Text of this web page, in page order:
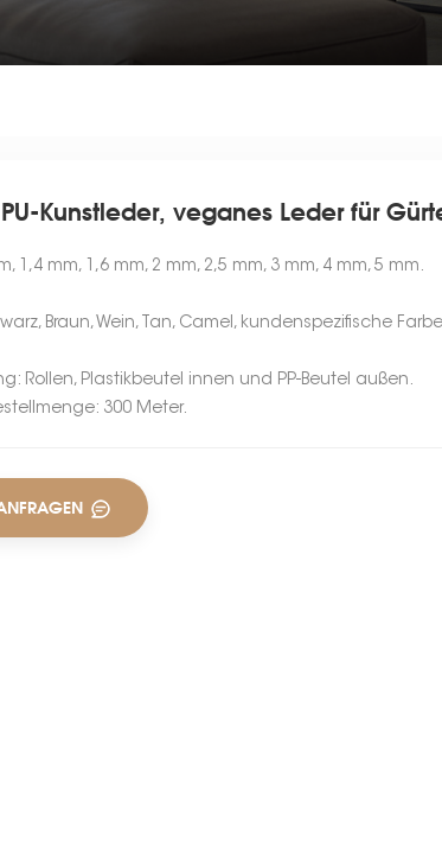
Kunstleder, veganes Leder für
1,4 mm, 1,6 mm, 2 mm, 2,5 mm, 3 mm, 4 mm, 5 mm.
Braun, Wein, Tan, Camel, kundenspezifische
Rollen, Plastikbeutel innen und PP-Beutel außen.
300 Meter.